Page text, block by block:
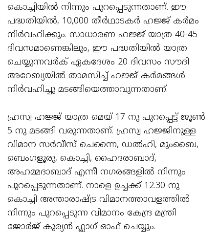
കൊച്ചിയിൽ നിന്നും പുറപ്പെടുന്നതാണ്. ഈ
പദ്ധതിയിൽ, 10,000 തീർഥാടകർ ഹജ്ജ് കർമം
നിർവഹിക്കും. സാധാരണ ഹജ്ജ് യാത്ര 40-45
ദിവസമാണെങ്കിലും, ഈ പദ്ധതിയിൽ യാത്ര
ചെയ്യുന്നവർക് ഏകദേശം 20 ദിവസം സൗദി
അറേബ്യയിൽ താമസിച്ച് ഹജ്ജ് കർമങ്ങൾ
നിർവഹിച്ചു മടങ്ങിയെത്താവുന്നതാണ്.
ഹ്രസ്വ ഹജ്ജ് യാത്ര മെയ് 17 നു പുറപ്പെട്ട് ജൂൺ
5 നു മടങ്ങി വരുന്നതാണ്. ഹ്രസ്വ ഹജ്ജിനുള്ള
വിമാന സർവീസ് ചെന്നൈ, ഡൽഹി, മുംബൈ,
ബെംഗളൂരു, കൊച്ചി, ഹൈദരാബാദ്,
അഹമ്മദാബാദ് എന്നീ നഗരങ്ങളിൽ നിന്നും
പുറപ്പെടുന്നതാണ്. നാളെ ഉച്ചക്ക് 12.30 നു
കൊച്ചി അന്താരാഷ്ട്ര വിമാനത്താവളത്തിൽ
നിന്നും പുറപ്പെടുന്ന വിമാനം കേന്ദ്ര മന്ത്രി
ജോർജ് കുര്യൻ ഫ്ലാഗ് ഓഫ് ചെയ്യും.